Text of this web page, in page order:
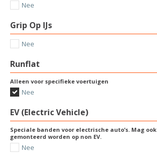
Nee
Grip Op IJs
Nee
Runflat
Alleen voor specifieke voertuigen
Nee
EV (Electric Vehicle)
Speciale banden voor electrische auto’s. Mag ook
gemonteerd worden op non EV.
Nee